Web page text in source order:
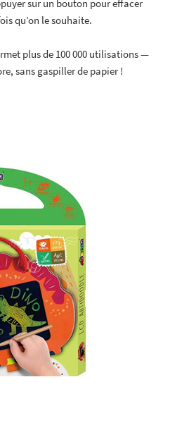
sur un bouton pour effacer
qu’on le souhaite.
plus de 100 000 utilisations —
sans gaspiller de papier !